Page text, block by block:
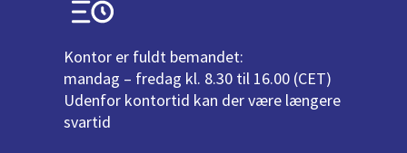
Kontor er fuldt bemandet:
mandag – fredag kl. 8.30 til 16.00 (CET)
Udenfor kontortid kan der være længere
svartid